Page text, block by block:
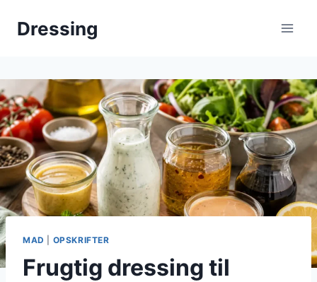
Dressing
MAD OPSKRIFTER
Frugtig dressing til